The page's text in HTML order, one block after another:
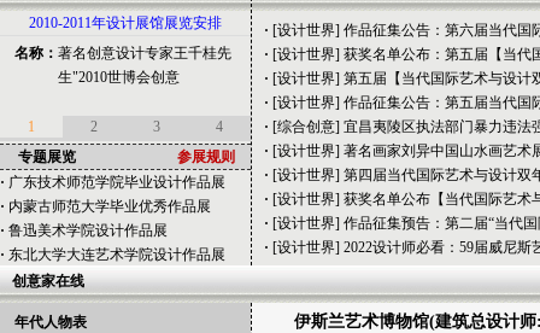
艺术与设计双年展】GSSP金曦奖国
际大赛获奖作品名单公告
·第五届【当代国际艺术与设计双年
展】GSSP金曦奖国际大赛获奖作品
作品征集公告：第五届当代国际艺
术与设计双年展GSSP金曦奖大赛-暨
【当代国际艺术与设计数字典藏馆】
·宜昌夷陵区执法部门暴力违法强拆
农户房屋造成巨额损失拒不赔偿
·著名画家刘异中国山水画艺术展
《金海晨曦》在沪隆重开幕
第四届当代国际艺术与设计双年展
2010-2011年设计展馆展览安排
名称： 著名创意设计专家王千桂先
生"2010世博会创意
1 2 3
4
专题展览
参展规则
· 广东技术师范学院毕业设计作品展
· 内蒙古师范大学毕业优秀作品展
· 鲁迅美术学院设计作品展
· 东北大学大连艺术学院设计作品展
· [设计世界] 作品征集公告：第六届当代国
· [设计世界] 获奖名单公布：第五届【当代
· [设计世界] 第五届【当代国际艺术与设计
· [设计世界] 作品征集公告：第五届当代国
· [综合创意] 宜昌夷陵区执法部门暴力违法
· [设计世界] 著名画家刘异中国山水画艺术
· [设计世界] 第四届当代国际艺术与设计双
· [设计世界] 获奖名单公布【当代国际艺术
· [设计世界] 作品征集预告：第二届“当代
· [设计世界] 2022设计师必看：59届威尼斯
创意家在线
年代人物表 伊斯兰艺术博物馆(建筑总设计